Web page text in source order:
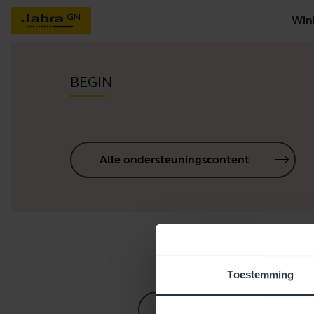
Toestemming
BEGIN
Alle ondersteuningscontent